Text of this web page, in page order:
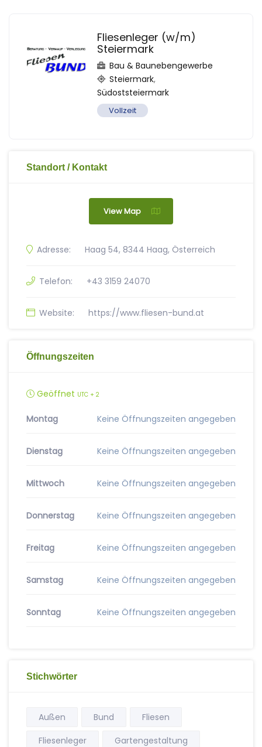
Fliesenleger (w/m)
Steiermark
Bau & Baunebengewerbe
Steiermark,
Südoststeiermark
Vollzeit
Standort / Kontakt
View Map
Adresse: Haag 54, 8344 Haag, Österreich
Telefon: +43 3159 24070
Website: https://www.fliesen-bund.at
Öffnungszeiten
Geöffnet UTC + 2
Montag Keine Öffnungszeiten angegeben
Dienstag Keine Öffnungszeiten angegeben
Mittwoch Keine Öffnungszeiten angegeben
Donnerstag Keine Öffnungszeiten angegeben
Freitag Keine Öffnungszeiten angegeben
Samstag Keine Öffnungszeiten angegeben
Sonntag Keine Öffnungszeiten angegeben
Stichwörter
Außen Bund
Fliesen
Fliesenleger
Gartengestaltung